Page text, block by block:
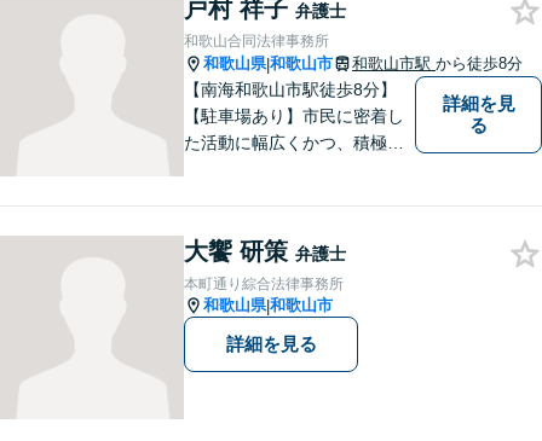
戸村 祥子 弁護士
和歌山合同法律事務所
和歌山県|和歌山市 和歌山市駅 から徒歩8分
【南海和歌山市駅徒歩8分】
【駐車場あり】市民に密着し
た活動に幅広くかつ、積極的
く対応可能。【地域に根ざし
た弁護士】法律トラブルでお
悩みの方は、お気軽にご相談
ください。
詳細を見
る
大饗 研策 弁護士
本町通り綜合法律事務所
和歌山県|和歌山市
詳細を見る